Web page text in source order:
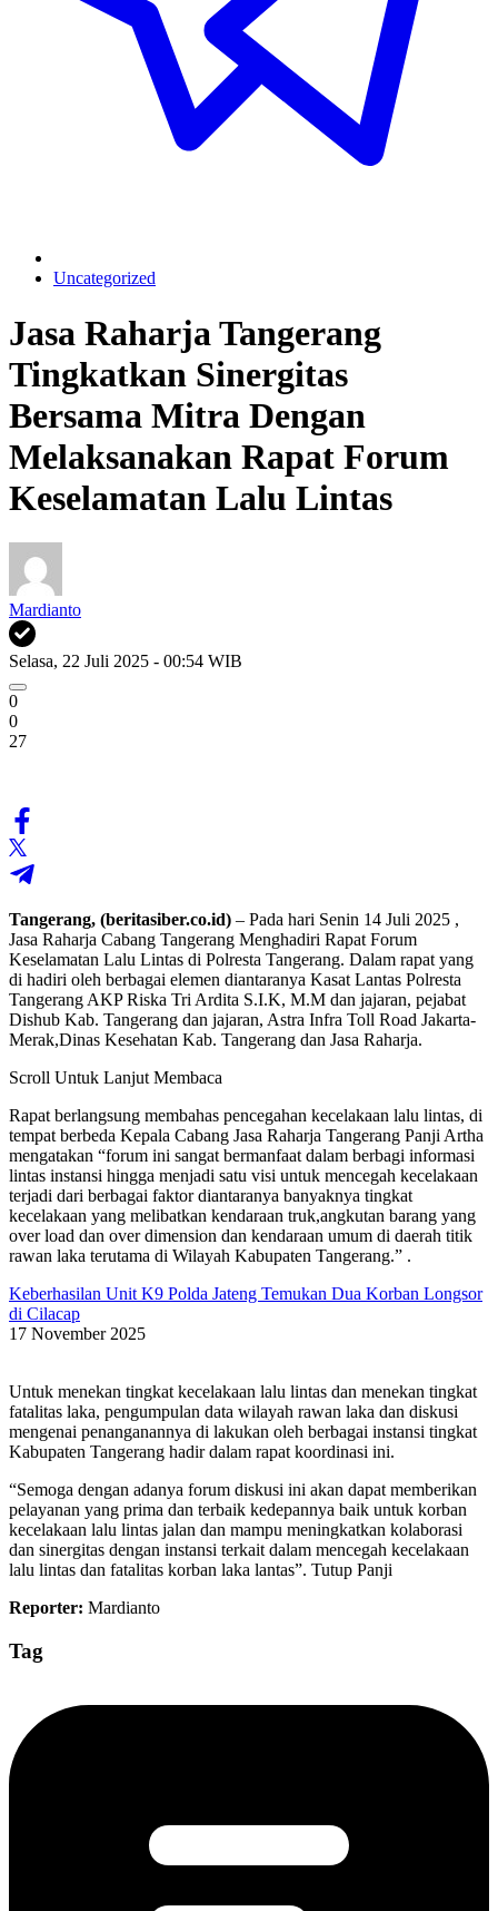
Uncategorized
Jasa Raharja Tangerang
Tingkatkan Sinergitas
Bersama Mitra Dengan
Melaksanakan Rapat Forum
Keselamatan Lalu Lintas
Mardianto
Selasa, 22 Juli 2025 - 00:54 WIB
0
0
27
Tangerang, (beritasiber.co.id) – Pada hari Senin 14 Juli 2025 ,
Jasa Raharja Cabang Tangerang Menghadiri Rapat Forum
Keselamatan Lalu Lintas di Polresta Tangerang. Dalam rapat yang
di hadiri oleh berbagai elemen diantaranya Kasat Lantas Polresta
Tangerang AKP Riska Tri Ardita S.I.K, M.M dan jajaran, pejabat
Dishub Kab. Tangerang dan jajaran, Astra Infra Toll Road Jakarta-
Merak,Dinas Kesehatan Kab. Tangerang dan Jasa Raharja.
Scroll Untuk Lanjut Membaca
Rapat berlangsung membahas pencegahan kecelakaan lalu lintas, di
tempat berbeda Kepala Cabang Jasa Raharja Tangerang Panji Artha
mengatakan “forum ini sangat bermanfaat dalam berbagi informasi
lintas instansi hingga menjadi satu visi untuk mencegah kecelakaan
terjadi dari berbagai faktor diantaranya banyaknya tingkat
kecelakaan yang melibatkan kendaraan truk,angkutan barang yang
over load dan over dimension dan kendaraan umum di daerah titik
rawan laka terutama di Wilayah Kabupaten Tangerang.” .
Keberhasilan Unit K9 Polda Jateng Temukan Dua Korban Longsor
di Cilacap
17 November 2025
Untuk menekan tingkat kecelakaan lalu lintas dan menekan tingkat
fatalitas laka, pengumpulan data wilayah rawan laka dan diskusi
mengenai penanganannya di lakukan oleh berbagai instansi tingkat
Kabupaten Tangerang hadir dalam rapat koordinasi ini.
“Semoga dengan adanya forum diskusi ini akan dapat memberikan
pelayanan yang prima dan terbaik kedepannya baik untuk korban
kecelakaan lalu lintas jalan dan mampu meningkatkan kolaborasi
dan sinergitas dengan instansi terkait dalam mencegah kecelakaan
lalu lintas dan fatalitas korban laka lantas”. Tutup Panji
Reporter: Mardianto
Tag